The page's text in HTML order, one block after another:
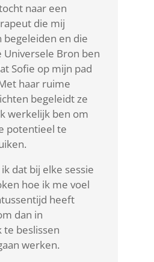
naar een
die mij
begeleiden en die
Bron ben
Sofie op mijn pad
haar ruime
begeleidt ze
werkelijk ben om
potentieel te
dat bij elke sessie
hoe ik me voel
heeft
dan in
te beslissen
werken.